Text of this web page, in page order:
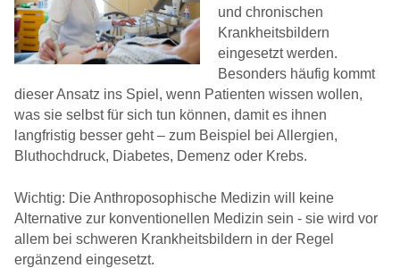
und chronischen
Krankheitsbildern
eingesetzt werden.
Besonders häufig kommt
dieser Ansatz ins Spiel, wenn Patienten wissen wollen,
was sie selbst für sich tun können, damit es ihnen
langfristig besser geht – zum Beispiel bei Allergien,
Bluthochdruck, Diabetes, Demenz oder Krebs.
Wichtig: Die Anthroposophische Medizin will keine
Alternative zur konventionellen Medizin sein - sie wird vor
allem bei schweren Krankheitsbildern in der Regel
ergänzend eingesetzt.